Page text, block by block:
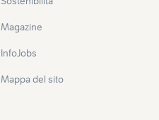
Magazine
InfoJobs
Mappa del sito